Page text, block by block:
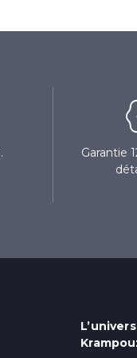
Garantie
L’univers